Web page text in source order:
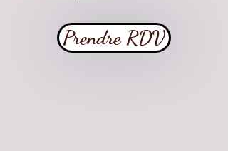
Prendre RDV